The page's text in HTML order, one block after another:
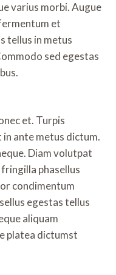
varius morbi. Augue
et
tellus in metus
sed egestas
et. Turpis
ante metus dictum.
Diam volutpat
phasellus
condimentum
egestas tellus
aliquam
platea dictumst